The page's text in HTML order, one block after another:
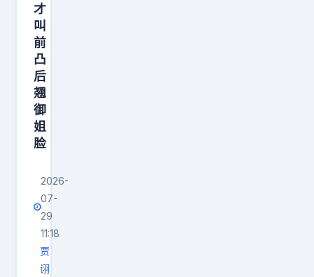
才
叫
前
凸
后
翘
御
姐
脸
2026-
07-
29
11:18
贾
诩